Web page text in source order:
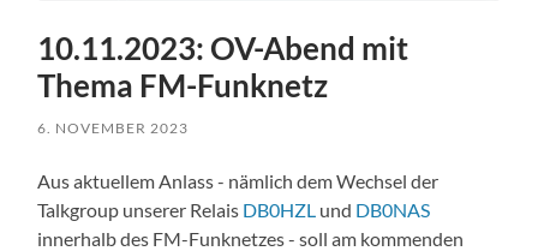
10.11.2023: OV-Abend mit
Thema FM-Funknetz
6. NOVEMBER 2023
Aus aktuellem Anlass - nämlich dem Wechsel der
Talkgroup unserer Relais DB0HZL und DB0NAS
innerhalb des FM-Funknetzes - soll am kommenden